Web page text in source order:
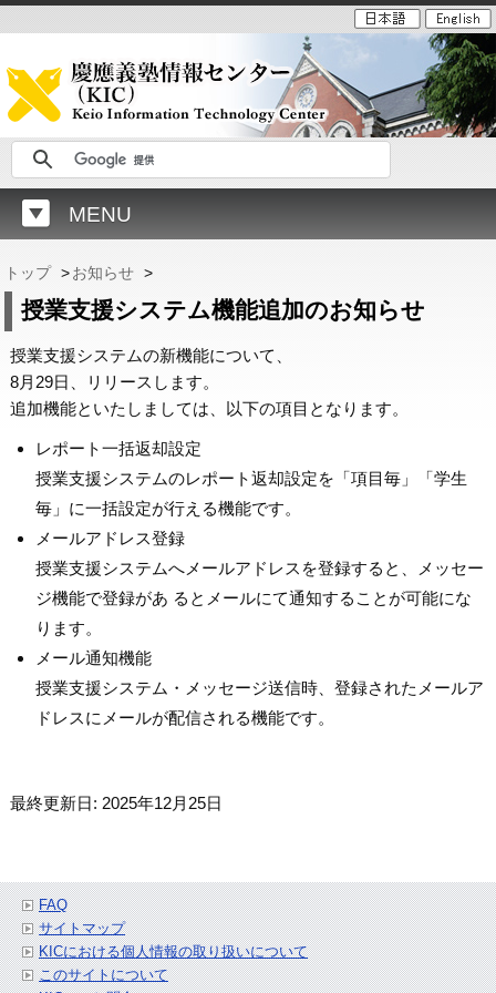
MENU
トップ >お知らせ >
授業支援システム機能追加のお知らせ
授業支援システムの新機能について、
8月29日、リリースします。
追加機能といたしましては、以下の項目となります。
レポート一括返却設定
授業支援システムのレポート返却設定を「項目毎」「学生
毎」に一括設定が行える機能です。
メールアドレス登録
授業支援システムへメールアドレスを登録すると、メッセー
ジ機能で登録があ るとメールにて通知することが可能にな
ります。
メール通知機能
授業支援システム・メッセージ送信時、登録されたメールア
ドレスにメールが配信される機能です。
最終更新日: 2025年12月25日
FAQ
サイトマップ
KICにおける個人情報の取り扱いについて
このサイトについて